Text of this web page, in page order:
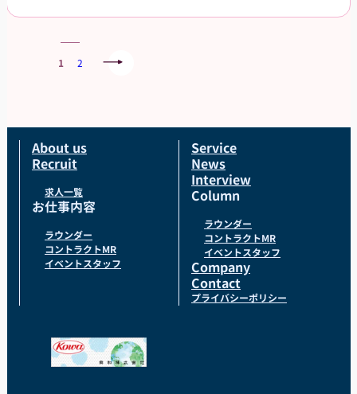
1 2
About us
Recruit
求人一覧
お仕事内容
ラウンダー
コントラクトMR
イベントスタッフ
Service
News
Interview
Column
ラウンダー
コントラクトMR
イベントスタッフ
Company
Contact
プライバシーポリシー